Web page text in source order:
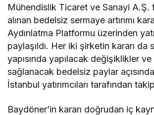
Mühendislik Ticaret ve Sanayi A.Ş.
alınan bedelsiz sermaye artırımı
Aydınlatma Platformu üzerinden
paylaşıldı. Her iki şirketin kararı da
yapısında yapılacak değişiklikler
sağlanacak bedelsiz paylar
İstanbul yatırımcıları tarafından
Baydöner’in kararı doğrudan iç